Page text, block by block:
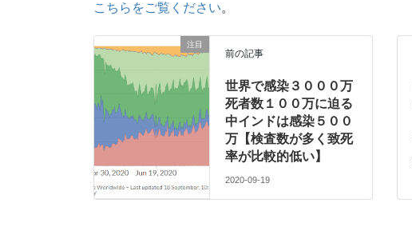
こちらをご覧ください。
注目
前の記事
世界で感染３０００万
死者数１００万に迫る
中インドは感染５００
万【検査数が多く致死
率が比較的低い】
2020-09-19